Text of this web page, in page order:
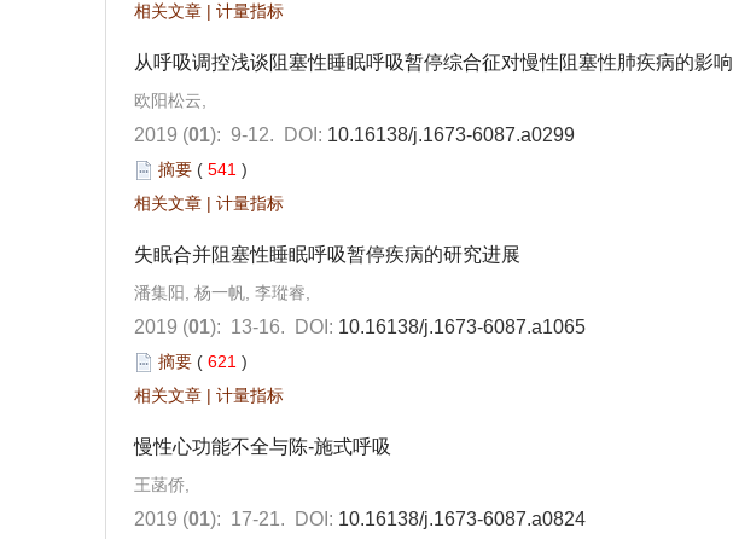
相关文章 | 计量指标
从呼吸调控浅谈阻塞性睡眠呼吸暂停综合征对慢性阻塞性肺疾病的影响
欧阳松云,
2019 (01): 9-12. DOI: 10.16138/j.1673-6087.a0299
摘要 ( 541 )
相关文章 | 计量指标
失眠合并阻塞性睡眠呼吸暂停疾病的研究进展
潘集阳, 杨一帆, 李瑽睿,
2019 (01): 13-16. DOI: 10.16138/j.1673-6087.a1065
摘要 ( 621 )
相关文章 | 计量指标
慢性心功能不全与陈-施式呼吸
王菡侨,
2019 (01): 17-21. DOI: 10.16138/j.1673-6087.a0824